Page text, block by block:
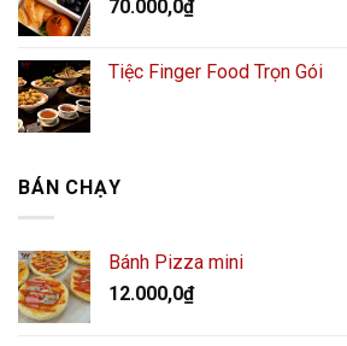
70.000,0₫
Tiệc Finger Food Trọn Gói
BÁN CHẠY
Bánh Pizza mini
12.000,0₫